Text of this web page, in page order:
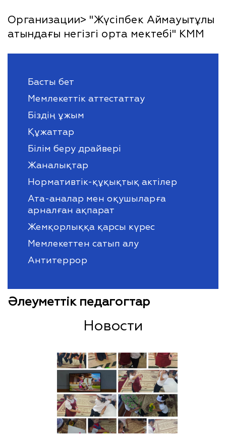
Организации> "Жүсіпбек Аймауытұлы
атындағы негізгі орта мектебі" КММ
Басты бет
Мемлекеттік аттестаттау
Біздің ұжым
Құжаттар
Білім беру драйвері
Жаналықтар
Нормативтік-құқықтық актілер
Ата-аналар мен оқушыларға
арналған ақпарат
Жемқорлыққа қарсы күрес
Мемлекеттен сатып алу
Антитеррор
Әлеуметтік педагогтар
Новости